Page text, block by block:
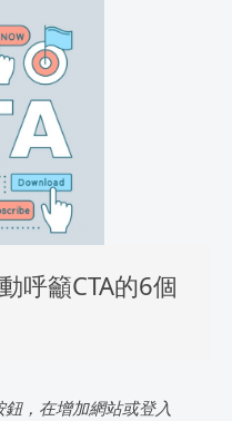
呼籲CTA的6個
鈕，在增加網站或登入